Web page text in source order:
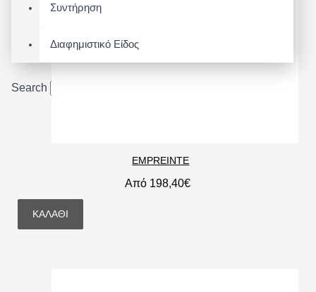
Συντήρηση
Διαφημιστικό Είδος
Search
EMPREINTE
Από 198,40€
ΚΑΛΆΘΙ